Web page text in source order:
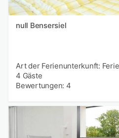
null Bensersiel
Art der Ferienunterkunft:
4 Gäste
Bewertungen: 4